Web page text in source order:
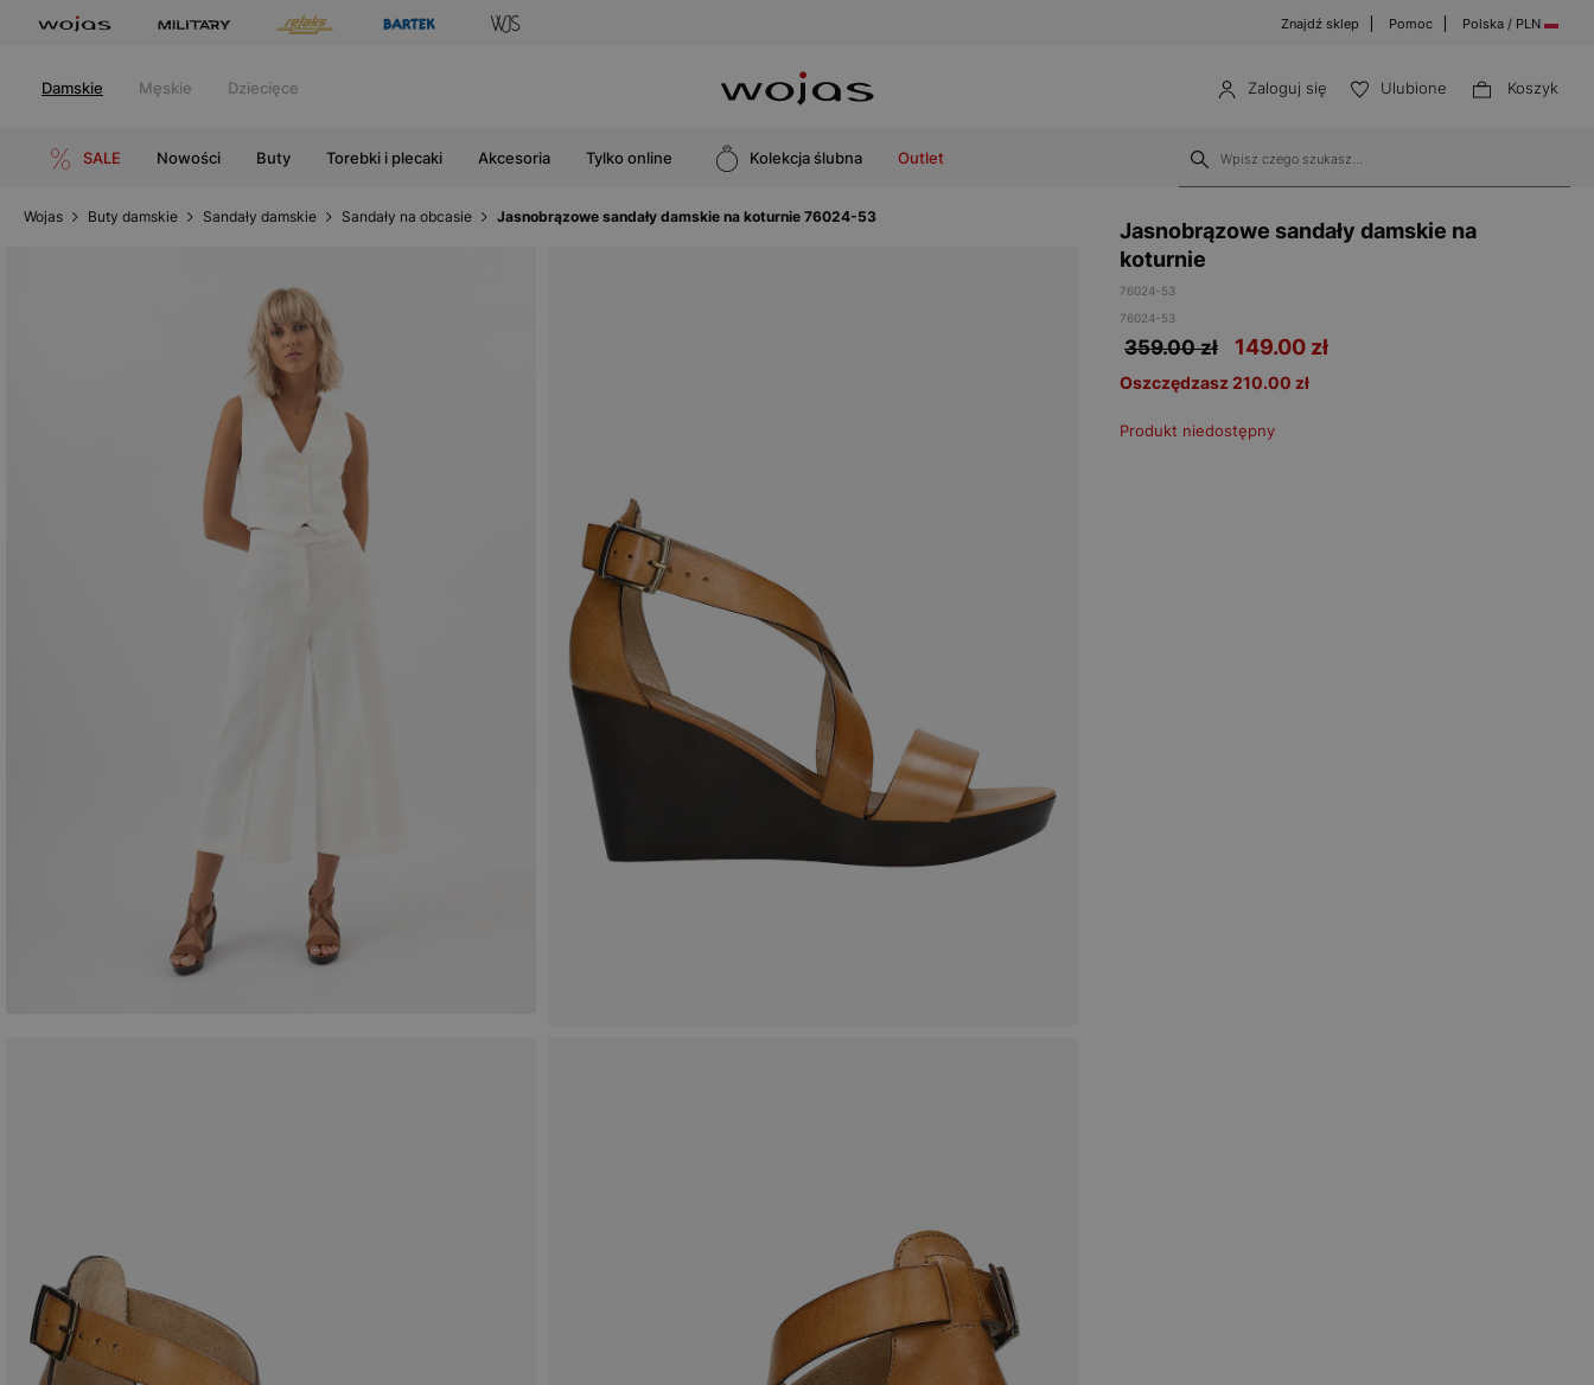
Znajdź sklep Pomoc Polska / PLN
Damskie Męskie Dziecięce Zaloguj się Ulubione Koszyk
SALE Nowości Buty Torebki i plecaki Akcesoria Tylko online Kolekcja ślubna Outlet
Wojas Buty damskie Sandały damskie Sandały na obcasie Jasnobrązowe sandały damskie na koturnie 76024-53
Jasnobrązowe sandały damskie na
koturnie
76024-53
76024-53
359.00 zł 149.00 zł
Oszczędzasz 210.00 zł
Produkt niedostępny